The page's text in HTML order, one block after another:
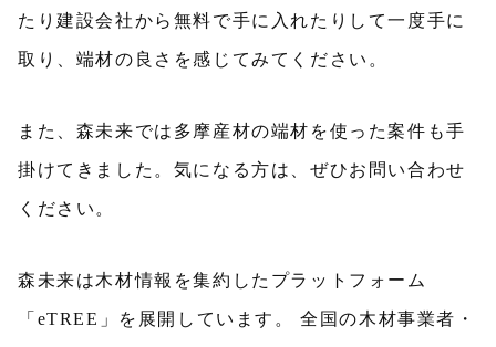
たり建設会社から無料で手に入れたりして一度手に
取り、端材の良さを感じてみてください。
また、森未来では多摩産材の端材を使った案件も手
掛けてきました。気になる方は、ぜひお問い合わせ
ください。
森未来は木材情報を集約したプラットフォーム
「eTREE」を展開しています。 全国の木材事業者・